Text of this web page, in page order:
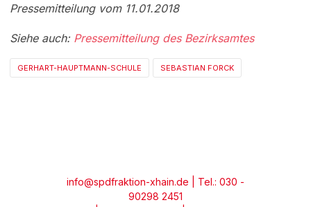
Pressemitteilung vom 11.01.2018
Siehe auch: Pressemitteilung des Bezirksamtes
GERHART-HAUPTMANN-SCHULE SEBASTIAN FORCK
info@spdfraktion-xhain.de | Tel.: 030 -
90298 2451